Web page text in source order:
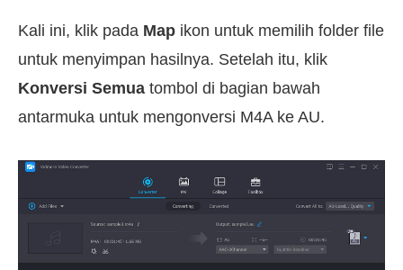
Kali ini, klik pada Map ikon untuk memilih folder file
untuk menyimpan hasilnya. Setelah itu, klik
Konversi Semua tombol di bagian bawah
antarmuka untuk mengonversi M4A ke AU.